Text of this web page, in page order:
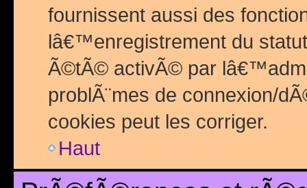
fournissent aussi des
lâ€™enregistrement du
Ã©tÃ© activÃ© par
problÃ¨mes de connexion/
cookies peut les corriger.
Haut